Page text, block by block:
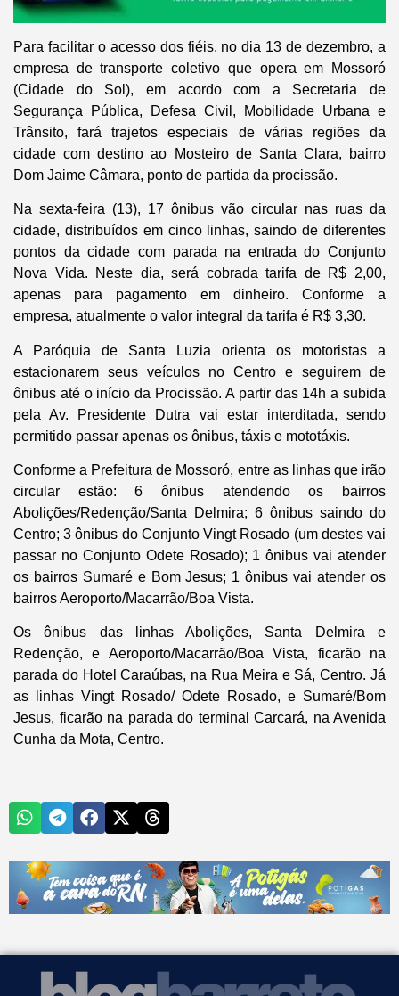
Para facilitar o acesso dos fiéis, no dia 13 de dezembro, a
empresa de transporte coletivo que opera em Mossoró
(Cidade do Sol), em acordo com a Secretaria de
Segurança Pública, Defesa Civil, Mobilidade Urbana e
Trânsito, fará trajetos especiais de várias regiões da
cidade com destino ao Mosteiro de Santa Clara, bairro
Dom Jaime Câmara, ponto de partida da procissão.
Na sexta-feira (13), 17 ônibus vão circular nas ruas da
cidade, distribuídos em cinco linhas, saindo de diferentes
pontos da cidade com parada na entrada do Conjunto
Nova Vida. Neste dia, será cobrada tarifa de R$ 2,00,
apenas para pagamento em dinheiro. Conforme a
empresa, atualmente o valor integral da tarifa é R$ 3,30.
A Paróquia de Santa Luzia orienta os motoristas a
estacionarem seus veículos no Centro e seguirem de
ônibus até o início da Procissão. A partir das 14h a subida
pela Av. Presidente Dutra vai estar interditada, sendo
permitido passar apenas os ônibus, táxis e mototáxis.
Conforme a Prefeitura de Mossoró, entre as linhas que irão
circular estão: 6 ônibus atendendo os bairros
Abolições/Redenção/Santa Delmira; 6 ônibus saindo do
Centro; 3 ônibus do Conjunto Vingt Rosado (um destes vai
passar no Conjunto Odete Rosado); 1 ônibus vai atender
os bairros Sumaré e Bom Jesus; 1 ônibus vai atender os
bairros Aeroporto/Macarrão/Boa Vista.
Os ônibus das linhas Abolições, Santa Delmira e
Redenção, e Aeroporto/Macarrão/Boa Vista, ficarão na
parada do Hotel Caraúbas, na Rua Meira e Sá, Centro. Já
as linhas Vingt Rosado/ Odete Rosado, e Sumaré/Bom
Jesus, ficarão na parada do terminal Carcará, na Avenida
Cunha da Mota, Centro.